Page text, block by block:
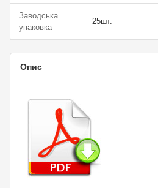
Заводська
упаковка
25шт.
Опис